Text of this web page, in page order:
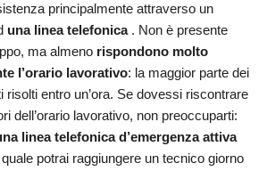
principalmente attraverso un
una linea telefonica. Non è presente
ma almeno rispondono molto
l’orario lavorativo: la maggior parte dei
risolti entro un’ora. Se dovessi riscontrare
dell’orario lavorativo, non preoccuparti:
linea telefonica d’emergenza attiva
potrai raggiungere un tecnico giorno